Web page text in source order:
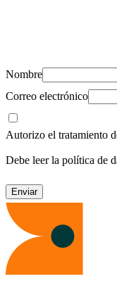
Nombre
Correo electrónico
Autorizo el tratamiento
Debe leer la política de